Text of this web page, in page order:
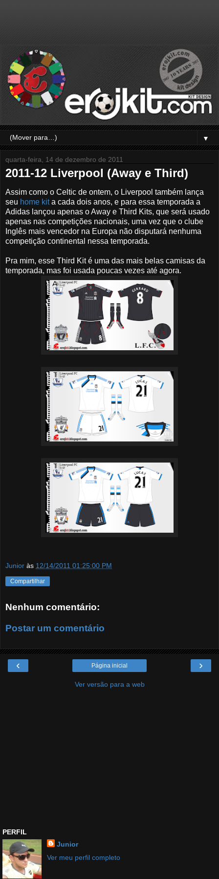
▼
quarta-feira, 14 de dezembro de 2011
2011-12 Liverpool (Away e Third)
Assim como o Celtic de ontem, o Liverpool também lança
seu home kita cada dois anos, e para essa temporada a
Adidas lançou apenas o Away e Third Kits, que será usado
apenas nas competições nacionais, uma vez que o clube
Inglês mais vencedor na Europa não disputará nenhuma
competição continental nessa temporada.
Pra mim, esse Third Kit é uma das mais belas camisas da
temporada, mas foi usada poucas vezes até agora.
Junior às 12/14/2011 01:25:00 PM
Compartilhar
Nenhum comentário:
Postar um comentário
‹ ›
Página inicial
Ver versão para a web
PERFIL
Junior
Ver meu perfil completo